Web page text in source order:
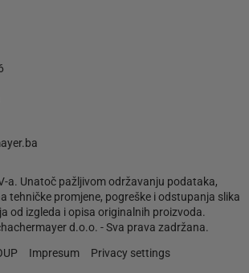
a. Unatoč pažljivom održavanju podataka,
tehničke promjene, pogreške i odstupanja slika
od izgleda i opisa originalnih proizvoda.
d.o.o. - Sva prava zadržana.
Impresum Privacy settings